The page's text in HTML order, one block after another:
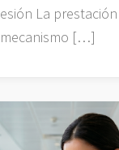
La
[…]